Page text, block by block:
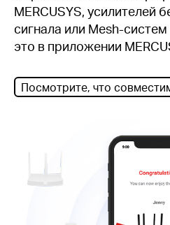
MERCUSYS, усилителей
сигнала или Mesh-
это в приложении
Посмотрите, что